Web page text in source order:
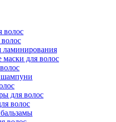
волос
ламинирования
для волос
для волос
волос